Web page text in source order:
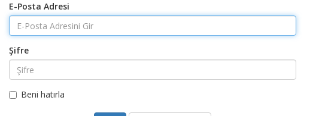
E-Posta Adresi
Şifre
Beni hatırla